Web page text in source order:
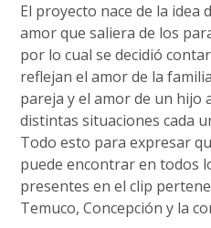
El proyecto nace de la
amor que saliera de los
por lo cual se decidió
reflejan el amor de la
pareja y el amor de un hijo
distintas situaciones cada
Todo esto para expresar
puede encontrar en todos
presentes en el clip
Temuco, Concepción y la